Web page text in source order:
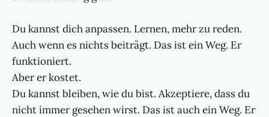
Du kannst dich anpassen. Lernen, mehr zu reden.
Auch wenn es nichts beiträgt. Das ist ein Weg. Er
funktioniert.
Aber er kostet.
Du kannst bleiben, wie du bist. Akzeptiere, dass du
nicht immer gesehen wirst. Das ist auch ein Weg. Er